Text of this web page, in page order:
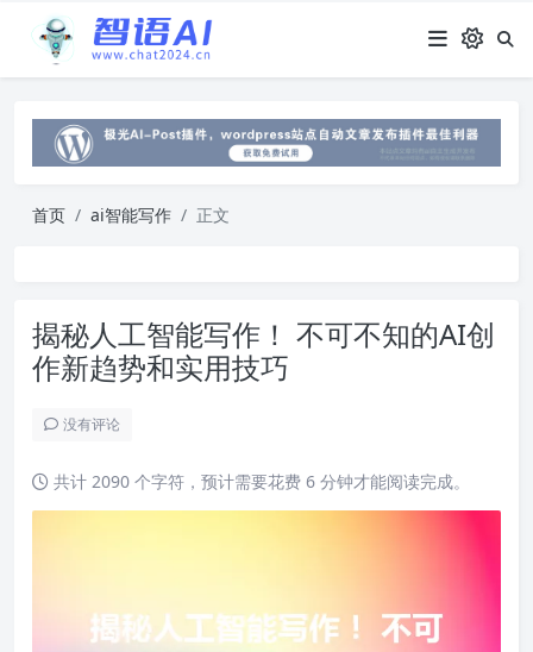
首页 ai智能写作 正文
揭秘人工智能写作！ 不可不知的AI创
作新趋势和实用技巧
没有评论
共计 2090 个字符，预计需要花费 6 分钟才能阅读完成。